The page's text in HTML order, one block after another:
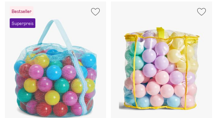
Bestseller
Superpreis